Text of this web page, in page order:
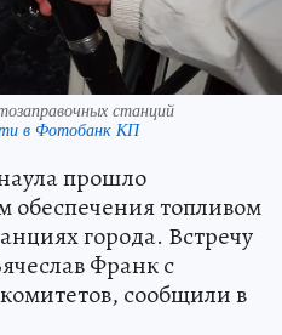
станций
в Фотобанк КП
прошло
обеспечения топливом
города. Встречу
Франк с
сообщили в